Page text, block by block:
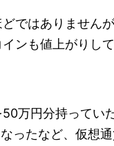
ではありません
ンも値上がりして
50万円分持ってい
ったなど、仮想